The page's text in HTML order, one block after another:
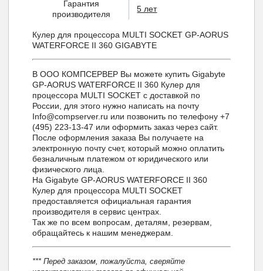
Гарантия
производителя
5 лет
Кулер для процессора MULTI SOCKET GP-AORUS
WATERFORCE II 360 GIGABYTE
В ООО КОМПСЕРВЕР Вы можете купить Gigabyte
GP-AORUS WATERFORCE II 360 Кулер для
процессора MULTI SOCKET с доставкой по
России, для этого нужно написать на почту
Info@compserver.ru или позвонить по телефону +7
(495) 223-13-47 или оформить заказ через сайт.
После оформления заказа Вы получаете на
электронную почту счет, который можно оплатить
безналичным платежом от юридического или
физического лица.
На Gigabyte GP-AORUS WATERFORCE II 360
Кулер для процессора MULTI SOCKET
предоставляется официальная гарантия
производителя в сервис центрах.
Так же по всем вопросам, деталям, резервам,
обращайтесь к нашим менеджерам.
*** Перед заказом, пожалуйста, сверяйте